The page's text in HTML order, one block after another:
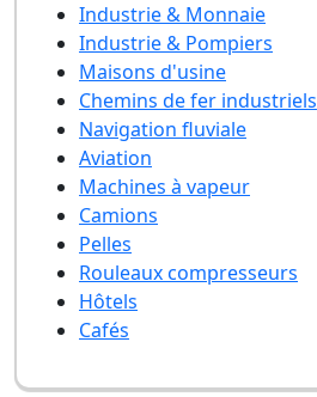
Industrie & Monnaie
Industrie & Pompiers
Maisons d'usine
Chemins de fer industriels
Navigation fluviale
Aviation
Machines à vapeur
Camions
Pelles
Rouleaux compresseurs
Hôtels
Cafés